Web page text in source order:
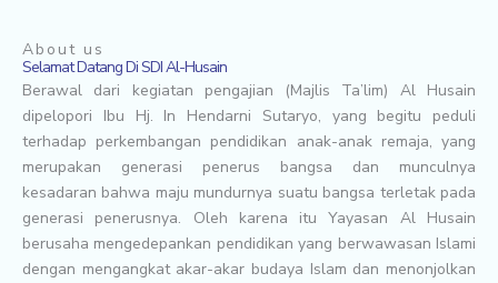
About us
Selamat Datang Di SDI Al-Husain
Berawal dari kegiatan pengajian (Majlis Ta’lim) Al Husain
dipelopori Ibu Hj. In Hendarni Sutaryo, yang begitu peduli
terhadap perkembangan pendidikan anak-anak remaja, yang
merupakan generasi penerus bangsa dan munculnya
kesadaran bahwa maju mundurnya suatu bangsa terletak pada
generasi penerusnya. Oleh karena itu Yayasan Al Husain
berusaha mengedepankan pendidikan yang berwawasan Islami
dengan mengangkat akar-akar budaya Islam dan menonjolkan